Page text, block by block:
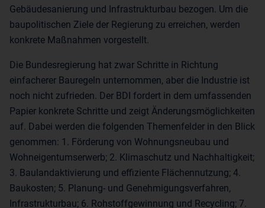
Gebäudesanierung und Infrastrukturbau bezogen. Um die
baupolitischen Ziele der Regierung zu erreichen, werden
konkrete Maßnahmen vorgestellt.
Die Bundesregierung hat zwar Schritte in Richtung
einfacherer Bauregeln unternommen, aber die Industrie ist
noch nicht zufrieden. Der BDI fordert in dem umfassenden
Papier konkrete Schritte und zeigt Änderungsmöglichkeiten
auf. Dabei werden die folgenden Themenfelder in den Blick
genommen: 1. Förderung von Wohnungsneubau und
Wohneigentumserwerb; 2. Klimaschutz und Nachhaltigkeit;
3. Baulandaktivierung und effiziente Flächennutzung; 4.
Baukosten; 5. Planung- und Genehmigungsverfahren,
Infrastrukturbau; 6. Rohstoffgewinnung und Recycling; 7.